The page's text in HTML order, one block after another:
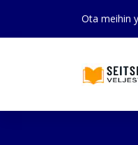
Ota meihin